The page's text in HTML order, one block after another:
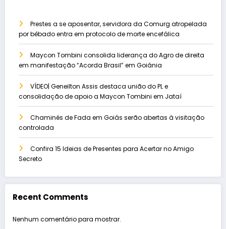
Prestes a se aposentar, servidora da Comurg atropelada
por bêbado entra em protocolo de morte encefálica
Maycon Tombini consolida liderança do Agro de direita
em manifestação “Acorda Brasil” em Goiânia
VÍDEO| Geneilton Assis destaca união do PL e
consolidação de apoio a Maycon Tombini em Jataí
Chaminés de Fada em Goiás serão abertas à visitação
controlada
Confira 15 Ideias de Presentes para Acertar no Amigo
Secreto
Recent Comments
Nenhum comentário para mostrar.